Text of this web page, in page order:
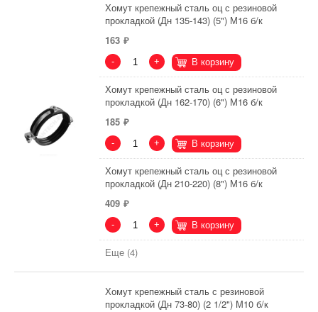
Хомут крепежный сталь оц с резиновой
прокладкой (Дн 135-143) (5") М16 б/к
163
- + В корзину
Хомут крепежный сталь оц с резиновой
прокладкой (Дн 162-170) (6") М16 б/к
185
- + В корзину
Хомут крепежный сталь оц с резиновой
прокладкой (Дн 210-220) (8") М16 б/к
409
- + В корзину
Еще (4)
Хомут крепежный сталь с резиновой
прокладкой (Дн 73-80) (2 1/2") М10 б/к